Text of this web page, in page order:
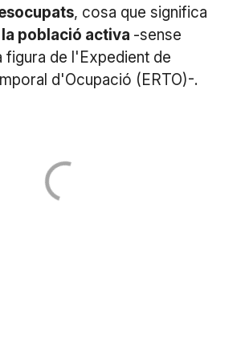
, cosa que significa
la població activa -sense
figura de l'Expedient de
d'Ocupació (ERTO)-.